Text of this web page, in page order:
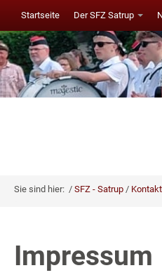
Startseite Der SFZ Satrup
Sie sind hier: SFZ - Satrup Kontakt
Impressum